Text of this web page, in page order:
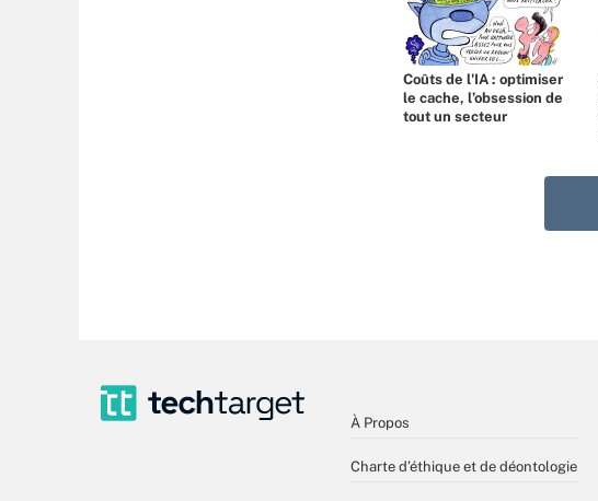
Coûts de l'IA : optimiser
le cache, l’obsession de
tout un secteur
À Propos
Charte d’éthique et de déontologie